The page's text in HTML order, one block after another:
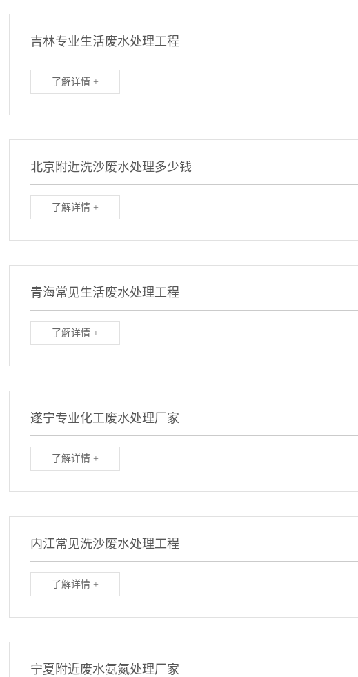
吉林专业生活废水处理工程
了解详情 +
北京附近洗沙废水处理多少钱
了解详情 +
青海常见生活废水处理工程
了解详情 +
遂宁专业化工废水处理厂家
了解详情 +
内江常见洗沙废水处理工程
了解详情 +
宁夏附近废水氨氮处理厂家